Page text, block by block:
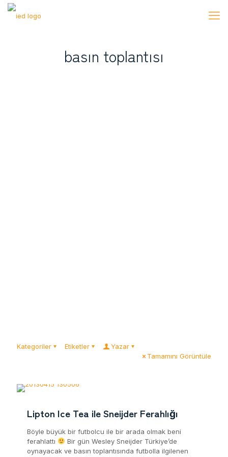
basın toplantısı
Kategoriler Etiketler
Yazar
Tamamını Görüntüle
Lipton Ice Tea ile Sneijder Ferahlığı
Böyle büyük bir futbolcu ile bir arada olmak beni
ferahlattı
Bir gün Wesley Sneijder Türkiye’de
oynayacak ve basın toplantısında futbolla ilgilenen